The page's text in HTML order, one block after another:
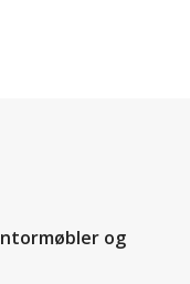
og